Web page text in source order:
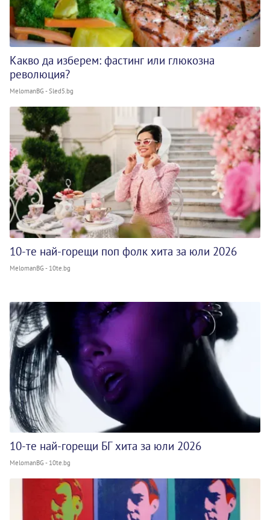
Какво да изберем: фастинг или глюкозна
революция?
MelomanBG - Sled5.bg
10-те най-горещи поп фолк хита за юли 2026
MelomanBG - 10te.bg
10-те най-горещи БГ хита за юли 2026
MelomanBG - 10te.bg